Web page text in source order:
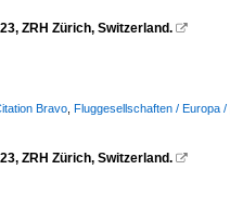
ZRH Zürich, Switzerland. 
Bravo Fluggesellschaften / Europa
ZRH Zürich, Switzerland. 